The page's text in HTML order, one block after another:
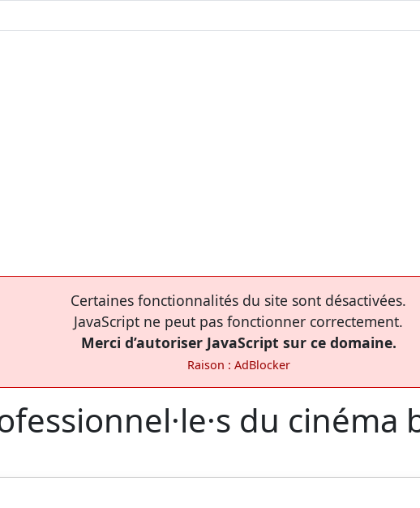
Certaines fonctionnalités du site sont désactivées.
JavaScript ne peut pas fonctionner correctement.
Merci d’autoriser JavaScript sur ce domaine.
Raison : AdBlocker
du cinéma